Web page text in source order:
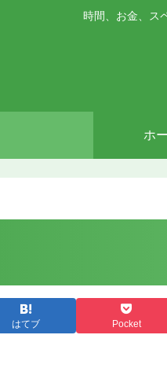
時間、お金、ス
ホ
はてブ Pocket